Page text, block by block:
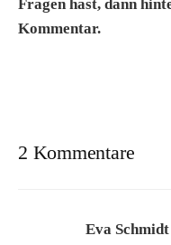
Fragen hast, dann
Kommentar.
2 Kommentare
Eva Schmidt